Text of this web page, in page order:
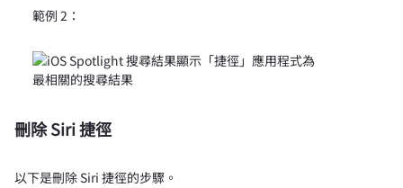
範例 2：
刪除 Siri 捷徑
以下是刪除 Siri 捷徑的步驟。